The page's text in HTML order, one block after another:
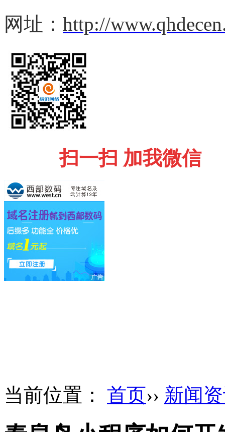
网址： http://
扫一扫 加我微信
当前位置： 首页›› 新闻